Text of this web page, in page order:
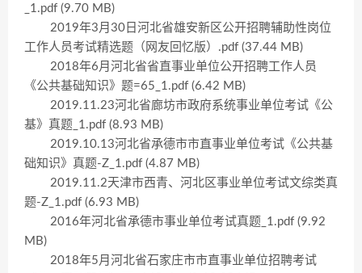
_1.pdf (9.70 MB)
2019年3月30日河北省雄安新区公开招聘辅助性岗位
工作人员考试精选题（网友回忆版）.pdf (37.44 MB)
2018年6月河北省省直事业单位公开招聘工作人员
《公共基础知识》题=65_1.pdf (6.42 MB)
2019.11.23河北省廊坊市政府系统事业单位考试《公
基》真题_1.pdf (8.93 MB)
2019.10.13河北省承德市市直事业单位考试《公共基
础知识》真题-Z_1.pdf (4.87 MB)
2019.11.2天津市西青、河北区事业单位考试文综类真
题-Z_1.pdf (6.93 MB)
2016年河北省承德市事业单位考试真题_1.pdf (9.92
MB)
2018年5月河北省石家庄市市直事业单位招聘考试